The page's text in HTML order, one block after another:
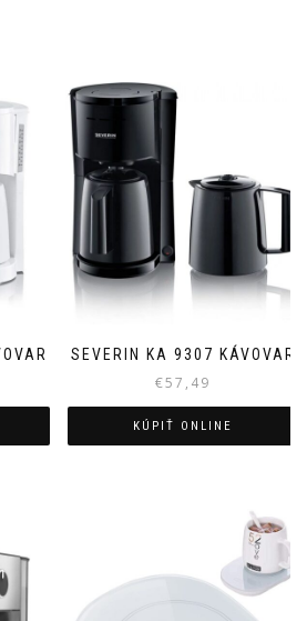
SEVERIN KA 9307 KÁVOVAR
€57,49
KÚPIŤ ONLINE